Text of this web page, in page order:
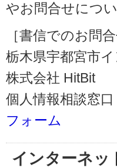
やお問合せにつ
［書信でのお問合
栃木県宇都宮市
株式会社 HitBit
個人情報相談窓
フォーム
インターネッ